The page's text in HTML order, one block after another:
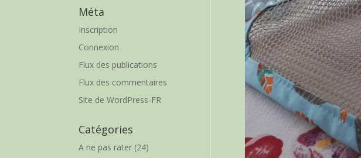
Méta
Inscription
Connexion
Flux des publications
Flux des commentaires
Site de WordPress-FR
Catégories
A ne pas rater (24)